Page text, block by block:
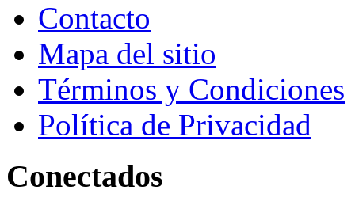
Contacto
Mapa del sitio
Términos y Condiciones
Política de Privacidad
Conectados